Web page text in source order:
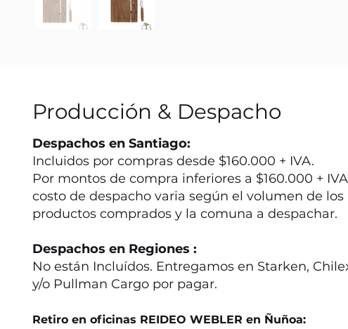
Producción & Despacho
Despachos en Santiago:
Incluidos por compras desde $160.000 + IVA.
Por montos de compra inferiores a $160.000 +
costo de despacho varia según el volumen de los
productos comprados y la comuna a despachar.
Despachos en Regiones :
No están Incluídos. Entregamos en Starken,
y/o Pullman Cargo por pagar.
Retiro en oficinas REIDEO WEBLER en Ñuñoa: